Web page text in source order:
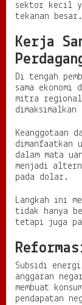
sektor kecil
tekanan
Kerja
Di tengah
sama ekonomi
mitra
Keanggotaan
dimanfaatkan
dalam mata
menjadi
pada dolar.
Langkah ini
tidak hanya
tetapi juga
Subsidi
anggaran
membuat
pendapatan